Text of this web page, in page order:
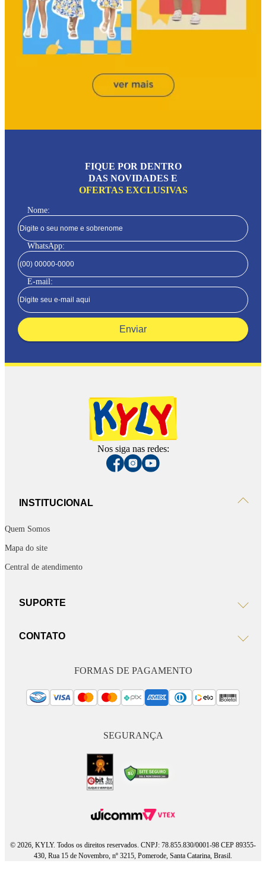
FIQUE POR DENTRO
DAS NOVIDADES E
OFERTAS EXCLUSIVAS
Nome:
WhatsApp:
E-mail:
Enviar
Nos siga nas redes:
INSTITUCIONAL
Quem Somos
Mapa do site
Central de atendimento
SUPORTE
CONTATO
FORMAS DE PAGAMENTO
SEGURANÇA
© 2026, KYLY. Todos os direitos reservados. CNPJ: 78.855.830/0001-98 CEP 89355-
430, Rua 15 de Novembro, nº 3215, Pomerode, Santa Catarina, Brasil.